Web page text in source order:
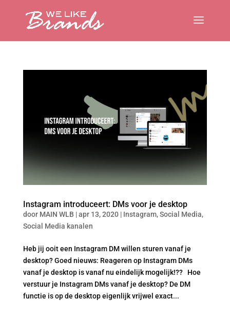
Instagram introduceert: DMs voor je desktop
door MAIN WLB |apr 13, 2020| Instagram,Social Media,
Social Media kanalen
Heb jij ooit een Instagram DM willen sturen vanaf je
desktop? Goed nieuws: Reageren op Instagram DMs
vanaf je desktop is vanaf nu eindelijk mogelijk!?? Hoe
verstuur je Instagram DMs vanaf je desktop? De DM
functie is op de desktop eigenlijk vrijwel exact...